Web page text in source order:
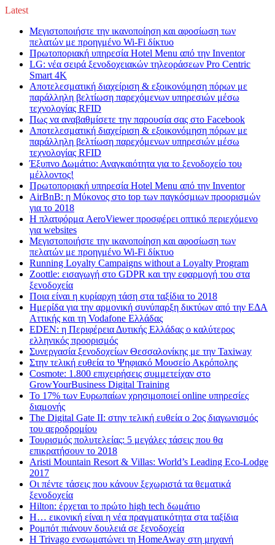
Latest
Μεγιστοποιήστε την ικανοποίηση και αφοσίωση των
πελατών με προηγμένο Wi-Fi δίκτυο
Πρωτοποριακή υπηρεσία Hotel Menu από την Inventor
LG: νέα σειρά ξενοδοχειακών τηλεοράσεων Pro Centric
Smart 4K
Αποτελεσματική διαχείριση & εξοικονόμηση πόρων με
παράλληλη βελτίωση παρεχόμενων υπηρεσιών μέσω
τεχνολογίας RFID
Πως να αναβαθμίσετε την παρουσία σας στο Facebook
Αποτελεσματική διαχείριση & εξοικονόμηση πόρων με
παράλληλη βελτίωση παρεχόμενων υπηρεσιών μέσω
τεχνολογίας RFID
Έξυπνο Δωμάτιο: Αναγκαιότητα για το ξενοδοχείο του
μέλλοντος!
Πρωτοποριακή υπηρεσία Hotel Menu από την Inventor
AirBnB: η Μύκονος στο top των παγκόσμιων προορισμών
για το 2018
Η πλατφόρμα AeroViewer προσφέρει οπτικό περιεχόμενο
για websites
Μεγιστοποιήστε την ικανοποίηση και αφοσίωση των
πελατών με προηγμένο Wi-Fi δίκτυο
Running Loyalty Campaigns without a Loyalty Program
Zoottle: εισαγωγή στο GDPR και την εφαρμογή του στα
ξενοδοχεία
Ποια είναι η κυρίαρχη τάση στα ταξίδια το 2018
Ημερίδα για την αρμονική συνύπαρξη δικτύων από την ΕΔΑ
Αττικής και τη Vodafone Ελλάδας
EDEN: η Περιφέρεια Δυτικής Ελλάδας ο καλύτερος
ελληνικός προορισμός
Συνεργασία ξενοδοχείων Θεσσαλονίκης με την Taxiway
Στην τελική ευθεία το Ψηφιακό Μουσείο Ακρόπολης
Cosmote: 1.800 επιχειρήσεις συμμετείχαν στο
GrowYourBusiness Digital Training
Το 17% των Ευρωπαίων χρησιμοποιεί online υπηρεσίες
διαμονής
The Digital Gate II: στην τελική ευθεία ο 2ος διαγωνισμός
του αεροδρομίου
Τουρισμός πολυτελείας: 5 μεγάλες τάσεις που θα
επικρατήσουν το 2018
Aristi Mountain Resort & Villas: World’s Leading Eco-Lodge
2017
Οι πέντε τάσεις που κάνουν ξεχωριστά τα θεματικά
ξενοδοχεία
Hilton: έρχεται τo πρώτο high tech δωμάτιο
Η… εικονική είναι η νέα πραγματικότητα στα ταξίδια
Ρομπότ πιάνουν δουλειά σε ξενοδοχεία
Η Trivago ενσωματώνει τη HomeAway στη μηχανή